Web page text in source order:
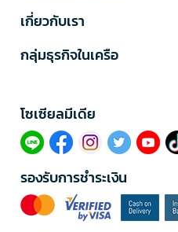
เกี่ยวกับเรา
กลุ่มธุรกิจในเครือ
โซเซียลมีเดีย​
รองรับการชำระเงิน